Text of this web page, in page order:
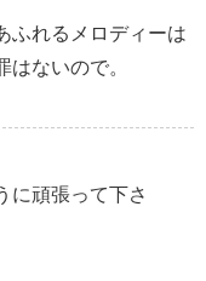
ふれるメロディーは
ないので。
に頑張って下さ